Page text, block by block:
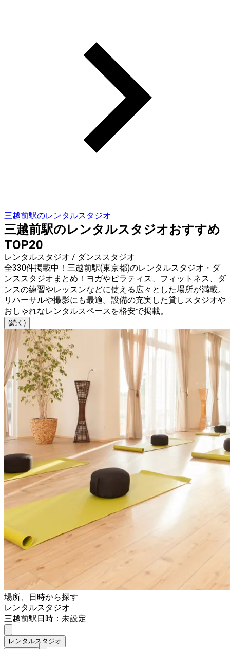
三越前駅のレンタルスタジオ
三越前駅のレンタルスタジオおすすめ
TOP20
レンタルスタジオ / ダンススタジオ
全330件掲載中！三越前駅(東京都)のレンタルスタジオ・ダ
ンススタジオまとめ！ヨガやピラティス、フィットネス、ダ
ンスの練習やレッスンなどに使える広々とした場所が満載。
リハーサルや撮影にも最適。設備の充実した貸しスタジオや
おしゃれなレンタルスペースを格安で掲載。
(続く)
場所、日時から探す
レンタルスタジオ
三越前駅日時：未設定
レンタルスタジオ